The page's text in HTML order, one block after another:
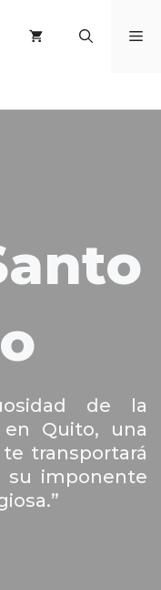
de la
en Quito, una
transportará
su imponente